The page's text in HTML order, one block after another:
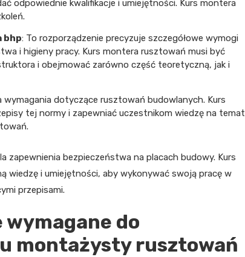
odpowiednie kwalifikacje i umiejętności. Kurs montera
bhp: To rozporządzenie precyzuje szczegółowe wymogi
i higieny pracy. Kurs montera rusztowań musi być
i obejmować zarówno część teoretyczną, jak i
wymagania dotyczące rusztowań budowlanych. Kurs
tej normy i zapewniać uczestnikom wiedzę na temat
bezpieczeństwa na placach budowy. Kurs
wiedzę i umiejętności, aby wykonywać swoją pracę w
przepisami.
do
montażysty rusztowań